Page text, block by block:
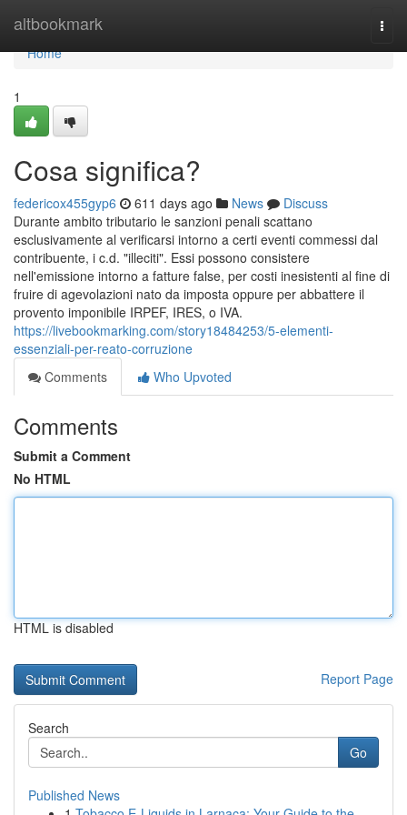
altbookmark
Home
Home
1
Cosa significa?
federicox455gyp6 611 days ago News
Discuss
Durante ambito tributario le sanzioni penali scattano
esclusivamente al verificarsi intorno a certi eventi commessi dal
contribuente, i c.d. "illeciti". Essi possono consistere
nell'emissione intorno a fatture false, per costi inesistenti al fine di
fruire di agevolazioni nato da imposta oppure per abbattere il
provento imponibile IRPEF, IRES, o IVA.
https://livebookmarking.com/story18484253/5-elementi-
essenziali-per-reato-corruzione
Comments
Who Upvoted
Comments
Submit a Comment
No HTML
HTML is disabled
Report Page
Search
Go
Published News